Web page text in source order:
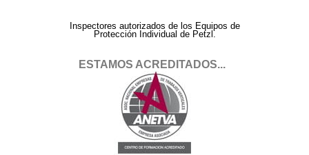
Inspectores autorizados de los Equipos de
Protección Individual de Petzl.
ESTAMOS ACREDITADOS...